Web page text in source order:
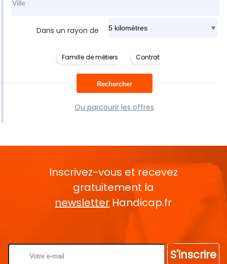
Dans un rayon de
Famille de métiers Contrat
Ou parcourir les offres
Inscrivez-vous et recevez
gratuitement la
newsletter Handicap.fr
S'inscrire